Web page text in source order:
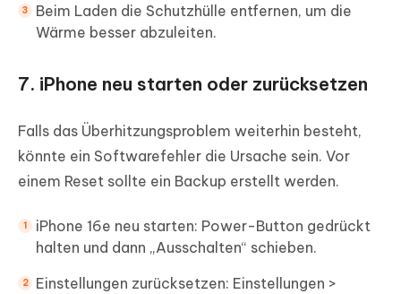
Beim Laden die Schutzhülle entfernen, um die
Wärme besser abzuleiten.
7. iPhone neu starten oder zurücksetzen
Falls das Überhitzungsproblem weiterhin besteht,
könnte ein Softwarefehler die Ursache sein. Vor
einem Reset sollte ein Backup erstellt werden.
iPhone 16e neu starten: Power-Button gedrückt
halten und dann „Ausschalten“ schieben.
Einstellungen zurücksetzen: Einstellungen >